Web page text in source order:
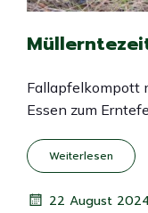
Fallapfelkompott
Essen zum
Weiterlesen
22 August